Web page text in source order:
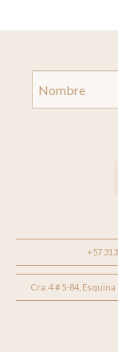
+57
Cra. 4 # 5-84,